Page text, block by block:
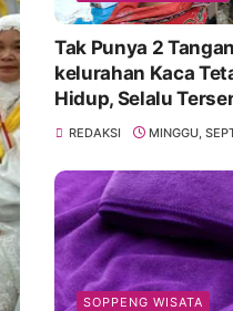
Tak Punya 2
kelurahan Kaca
Hidup, Selalu
REDAKSI MINGGU,
SOPPENG WISATA